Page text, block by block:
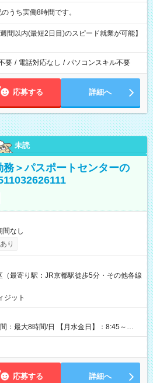
※表記のうち実働8時間です。
間以内(最短2日目)のスピード就業が可能】
要 / 電話対応なし / パソコンスキル不要
応募する 詳細へ
未読
務＞パスポートセンターの
間なし
り
（最寄り駅：JR京都駅徒歩5分・その他各線
ジット
：最大8時間/日 【月水金日】：8:45～
、シフト制 ※扶養内
応募する 詳細へ